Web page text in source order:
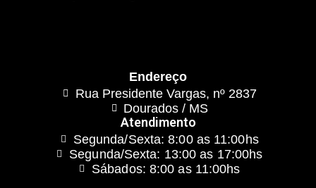
Endereço
Rua Presidente Vargas, nº 2837
Dourados / MS
Atendimento
Segunda/Sexta: 8:00 as 11:00hs
Segunda/Sexta: 13:00 as 17:00hs
Sábados: 8:00 as 11:00hs